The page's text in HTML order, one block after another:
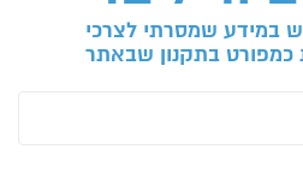
שמסרתי לצרכי
כמפורט בתקנון שבאתר